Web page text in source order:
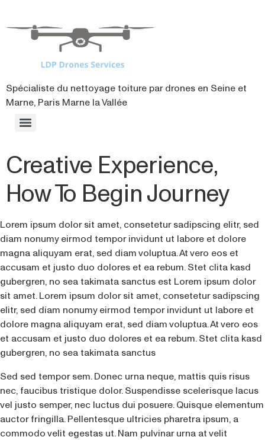
Spécialiste du nettoyage toiture par drones en Seine et
Marne, Paris Marne la Vallée
Creative Experience,
How To Begin Journey
Lorem ipsum dolor sit amet, consetetur sadipscing elitr, sed
diam nonumy eirmod tempor invidunt ut labore et dolore
magna aliquyam erat, sed diam voluptua. At vero eos et
accusam et justo duo dolores et ea rebum. Stet clita kasd
gubergren, no sea takimata sanctus est Lorem ipsum dolor
sit amet. Lorem ipsum dolor sit amet, consetetur sadipscing
elitr, sed diam nonumy eirmod tempor invidunt ut labore et
dolore magna aliquyam erat, sed diam voluptua. At vero eos
et accusam et justo duo dolores et ea rebum. Stet clita kasd
gubergren, no sea takimata sanctus
Sed sed tempor sem. Donec urna neque, mattis quis risus
nec, faucibus tristique dolor. Suspendisse scelerisque lacus
vel justo semper, nec luctus dui posuere. Quisque elementum
auctor fringilla. Pellentesque ultricies pharetra ipsum, a
commodo velit egestas ut. Nam pulvinar urna at velit